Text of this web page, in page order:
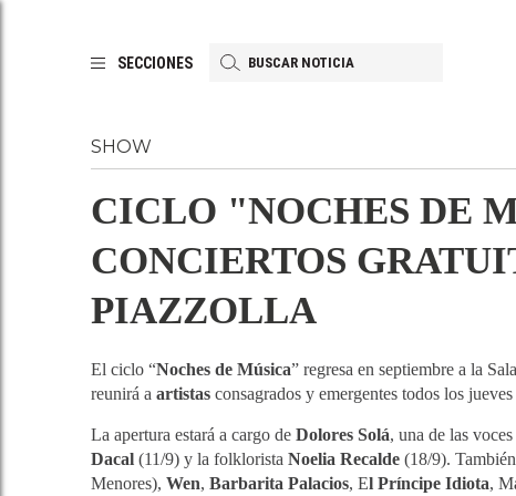
SECCIONES
SHOW
CICLO "NOCHES DE
CONCIERTOS
PIAZZOLLA
El ciclo “Noches de Música” regresa en septiembre a la
reunirá a artistas consagrados y emergentes todos los
La apertura estará a cargo de Dolores Solá, una de las
Dacal (11/9) y la folklorista Noelia Recalde (18/9).
Menores), Wen, Barbarita Palacios, El Príncipe Idiota, M